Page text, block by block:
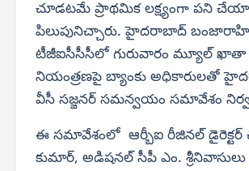
చూడటమే ప్రాథమిక లక్ష్యంగా పని
పిలుపునిచ్చారు. హైదరాబాద్
టీజీఐసీసీసీలో గురువారం మ్యూల్ ఖాతా
నియంత్రణపై బ్యాంకు అధికారులతో
వీసీ సజ్జనర్ సమన్వయం సమావేశం
ఈ సమావేశంలో ఆర్బీఐ రీజినల్ డైరెక్టర్
కుమార్, అడిషనల్ సీపీ ఎం.